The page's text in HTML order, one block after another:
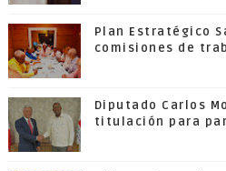
Plan Estratégico
comisiones de
Diputado Carlos
titulación para